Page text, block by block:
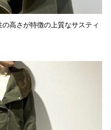
高さが特徴の上質なサスティ